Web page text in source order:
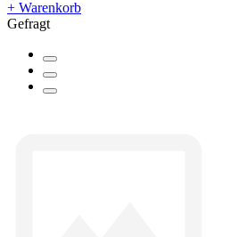
+ Warenkorb
Gefragt